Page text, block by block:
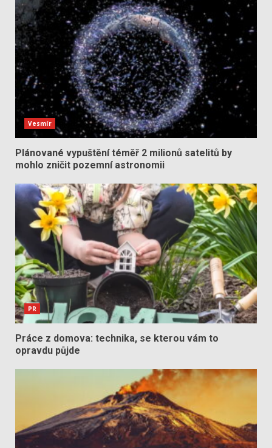
Vesmír
Plánované vypuštění téměř 2 milionů satelitů by
mohlo zničit pozemní astronomii
PR
Práce z domova: technika, se kterou vám to
opravdu půjde